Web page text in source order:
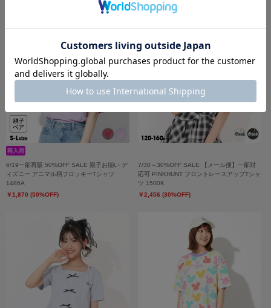
￥1,595 (50%OFF)
6/19一部再販 50%OFF SALE 親子お揃い デ
ィズニー アニマル柄フロッキーTシャツ
1486A
￥1,870 (50%OFF)
7/30～30%OFF SALE 【メール便】一部対
応可 PINKHUNT フロントレースアップTシャ
ツ 1500K
￥2,456 (30%OFF)